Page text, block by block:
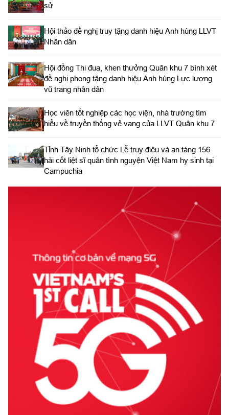
sử
Hội thảo đề nghị truy tặng danh hiệu Anh hùng LLVT
Nhân dân
Hội đồng Thi đua, khen thưởng Quân khu 7 bình xét
đề nghị phong tặng danh hiệu Anh hùng Lực lượng
vũ trang nhân dân
Học viên tốt nghiệp các học viện, nhà trường tìm
hiểu về truyền thống vẻ vang của LLVT Quân khu 7
​Tỉnh Tây Ninh tổ chức Lễ truy điệu và an táng 156
hài cốt liệt sĩ quân tình nguyện Việt Nam hy sinh tại
Campuchia